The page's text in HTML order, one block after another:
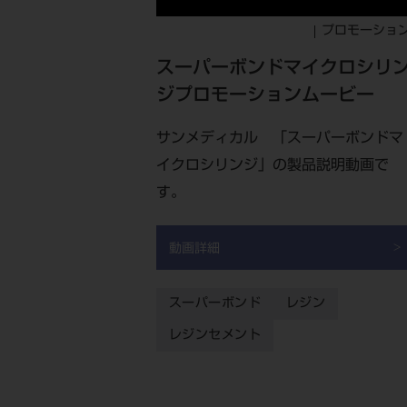
プロモーショ
スーパーボンドマイクロシリ
ジプロモーションムービー
サンメディカル 「スーパーボンドマ
イクロシリンジ」の製品説明動画で
す。
動画詳細
スーパーボンド レジン
レジンセメント